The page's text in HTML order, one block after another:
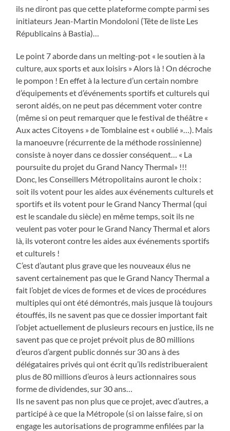
ils ne diront pas que cette plateforme compte parmi ses
initiateurs Jean-Martin Mondoloni (Tête de liste Les
Républicains à Bastia)…
Le point 7 aborde dans un melting-pot « le soutien à la
culture, aux sports et aux loisirs » Alors là ! On décroche
le pompon ! En effet à la lecture d’un certain nombre
d’équipements et d’événements sportifs et culturels qui
seront aidés, on ne peut pas décemment voter contre
(même si on peut remarquer que le festival de théâtre «
Aux actes Citoyens » de Tomblaine est « oublié »…). Mais
la manoeuvre (récurrente de la méthode rossinienne)
consiste à noyer dans ce dossier conséquent… « La
poursuite du projet du Grand Nancy Thermal» !!!
Donc, les Conseillers Métropolitains auront le choix :
soit ils votent pour les aides aux événements culturels et
sportifs et ils votent pour le Grand Nancy Thermal (qui
est le scandale du siècle) en même temps, soit ils ne
veulent pas voter pour le Grand Nancy Thermal et alors
là, ils voteront contre les aides aux événements sportifs
et culturels !
C’est d’autant plus grave que les nouveaux élus ne
savent certainement pas que le Grand Nancy Thermal a
fait l’objet de vices de formes et de vices de procédures
multiples qui ont été démontrés, mais jusque là toujours
étouffés, ils ne savent pas que ce dossier important fait
l’objet actuellement de plusieurs recours en justice, ils ne
savent pas que ce projet prévoit plus de 80 millions
d’euros d’argent public donnés sur 30 ans à des
délégataires privés qui ont écrit qu’ils redistribueraient
plus de 80 millions d’euros à leurs actionnaires sous
forme de dividendes, sur 30 ans…
Ils ne savent pas non plus que ce projet, avec d’autres, a
participé à ce que la Métropole (si on laisse faire, si on
engage les autorisations de programme enfilées par la